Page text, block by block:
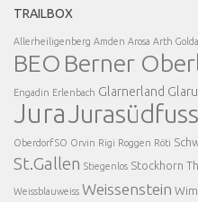
TRAILBOX
Allerheiligenberg Amden Arosa Arth
BEO Berner
Engadin Erlenbach Glarnerland
JuraJurasüdfuss
Oberdorf SO Orvin Rigi Roggen Röti
St.Gallen Stiegenlos Stockhorn
Weissblauweiss Weissenstein